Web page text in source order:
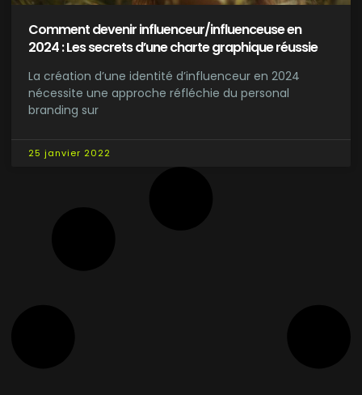
Comment devenir influenceur/influenceuse en
2024 : Les secrets d’une charte graphique réussie
La création d’une identité d’influenceur en 2024
nécessite une approche réfléchie du personal
branding sur
25 janvier 2022